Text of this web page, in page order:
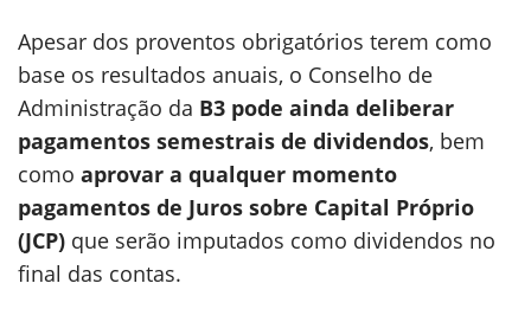
Apesar dos proventos obrigatórios terem como
base os resultados anuais, o Conselho de
Administração da B3 pode ainda deliberar
pagamentos semestrais de dividendos, bem
como aprovar a qualquer momento
pagamentos de Juros sobre Capital Próprio
(JCP) que serão imputados como dividendos no
final das contas.